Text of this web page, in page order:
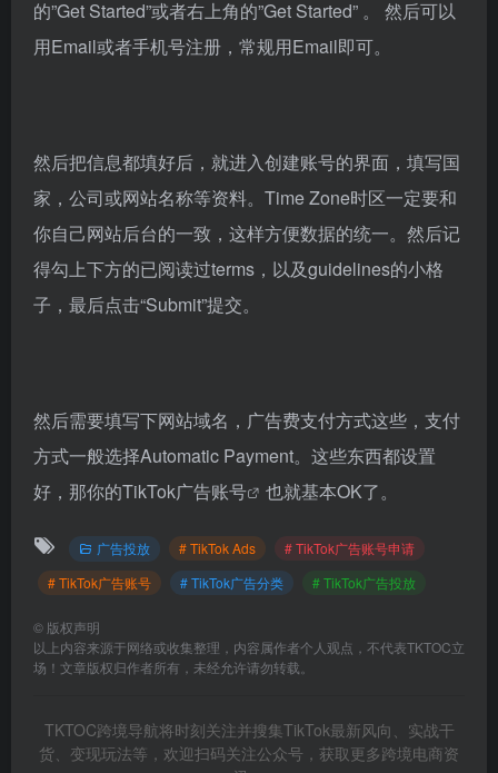
的”Get Started”或者右上角的”Get Started” 。 然后可以
用Email或者手机号注册，常规用Email即可。
然后把信息都填好后，就进入创建账号的界面，填写国
家，公司或网站名称等资料。Time Zone时区一定要和
你自己网站后台的一致，这样方便数据的统一。然后记
得勾上下方的已阅读过terms，以及guidelines的小格
子，最后点击“Submit”提交。
然后需要填写下网站域名，广告费支付方式这些，支付
方式一般选择Automatic Payment。这些东西都设置
好，那你的TikTok广告账号 也就基本OK了。
广告投放 # TikTok Ads
# TikTok广告账号申请
# TikTok广告账号
# TikTok广告分类 # TikTok广告投放
© 版权声明
以上内容来源于网络或收集整理，内容属作者个人观点，不代表TKTOC立
场！文章版权归作者所有，未经允许请勿转载。
TKTOC跨境导航将时刻关注并搜集TikTok最新风向、实战干
货、变现玩法等，欢迎扫码关注公众号，获取更多跨境电商资